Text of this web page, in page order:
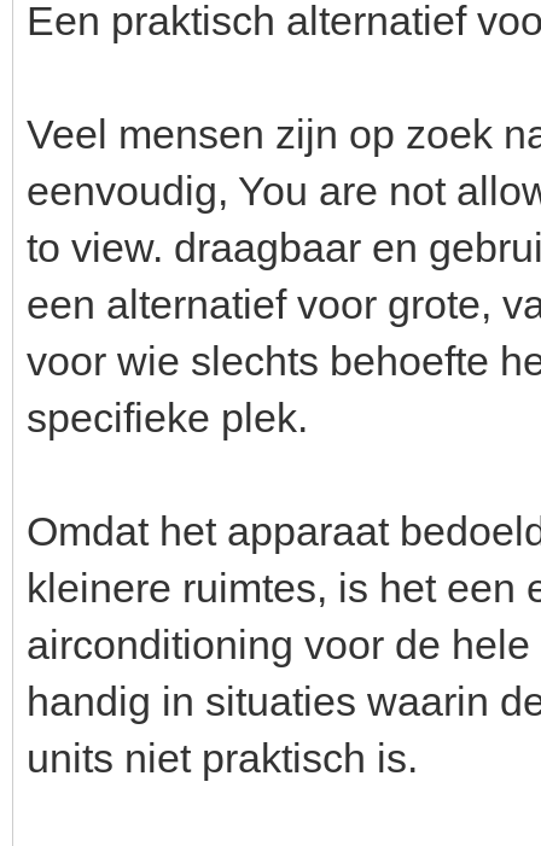
Een praktisch alternatief
Veel mensen zijn op zoek
eenvoudig, You are not
to view. draagbaar en
een alternatief voor grote,
voor wie slechts behoefte
specifieke plek.
Omdat het apparaat
kleinere ruimtes, is het een
airconditioning voor de
handig in situaties waarin
units niet praktisch is.